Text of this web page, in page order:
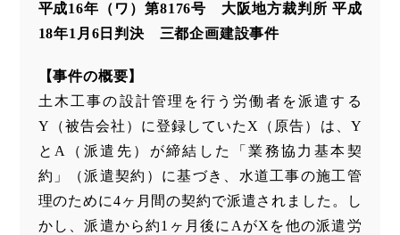
平成16年（ワ）第8176号 大阪地方裁判所 平成
18年1月6日判決 三都企画建設事件
【事件の概要】
土木工事の設計管理を行う労働者を派遣する
Y（被告会社）に登録していたX（原告）は、Y
とA（派遣先）が締結した「業務協力基本契
約」（派遣契約）に基づき、水道工事の施工管
理のために4ヶ月間の契約で派遣されました。し
かし、派遣から約1ヶ月後にAがXを他の派遣労